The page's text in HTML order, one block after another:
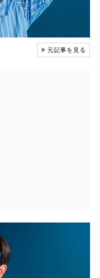
▶元記事を見る